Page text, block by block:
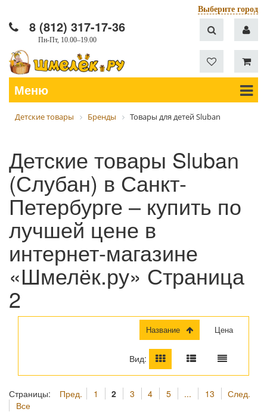
Выберите город
8 (812) 317-17-36
Пн-Пт, 10.00–19.00
Меню
Детские товары Бренды Товары для детей Sluban
Детские товары Sluban
(Слубан) в Санкт-
Петербурге – купить по
лучшей цене в
интернет-магазине
«Шмелёк.ру» Страница
2
Название Цена
Вид:
Страницы: Пред. 1 2 3 4 5 ... 13
След.
Все